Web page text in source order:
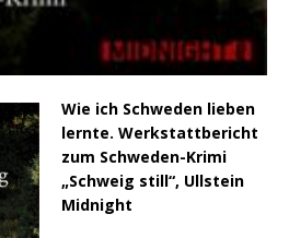
Wie ich Schweden lieben
lernte. Werkstattbericht
zum Schweden-Krimi
„Schweig still“, Ullstein
Midnight